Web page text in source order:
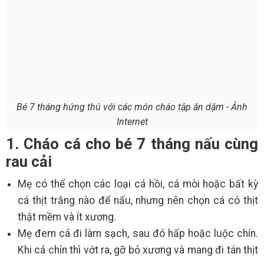
Bé 7 tháng hứng thú với các món cháo tập ăn dặm - Ảnh
Internet
1. Cháo cá cho bé 7 tháng nấu cùng
rau cải
Mẹ có thể chọn các loại cá hồi, cá mòi hoặc bất kỳ
cá thịt trắng nào để nấu, nhưng nên chọn cá có thịt
thật mềm và ít xương.
Mẹ đem cá đi làm sạch, sau đó hấp hoặc luộc chín.
Khi cá chín thì vớt ra, gỡ bỏ xương và mang đi tán thịt